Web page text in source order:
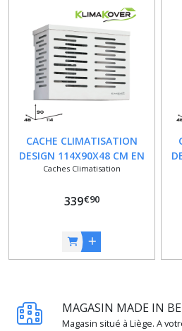
CACHE CLIMATISATION
DESIGN 114X90X48 CM EN
ALUMINIUM DE COULEUR
Caches Climatisation
339€90
MAGASIN MADE IN
Magasin situé à Liège. A